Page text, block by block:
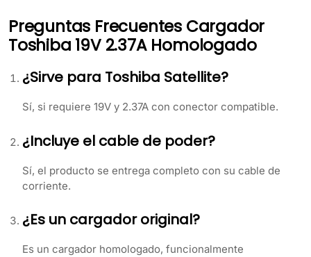
Preguntas Frecuentes Cargador
Toshiba 19V 2.37A Homologado
¿Sirve para Toshiba Satellite?
Sí, si requiere 19V y 2.37A con conector compatible.
¿Incluye el cable de poder?
Sí, el producto se entrega completo con su cable de
corriente.
¿Es un cargador original?
Es un cargador homologado, funcionalmente